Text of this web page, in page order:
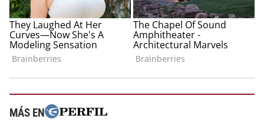
MÁS EN